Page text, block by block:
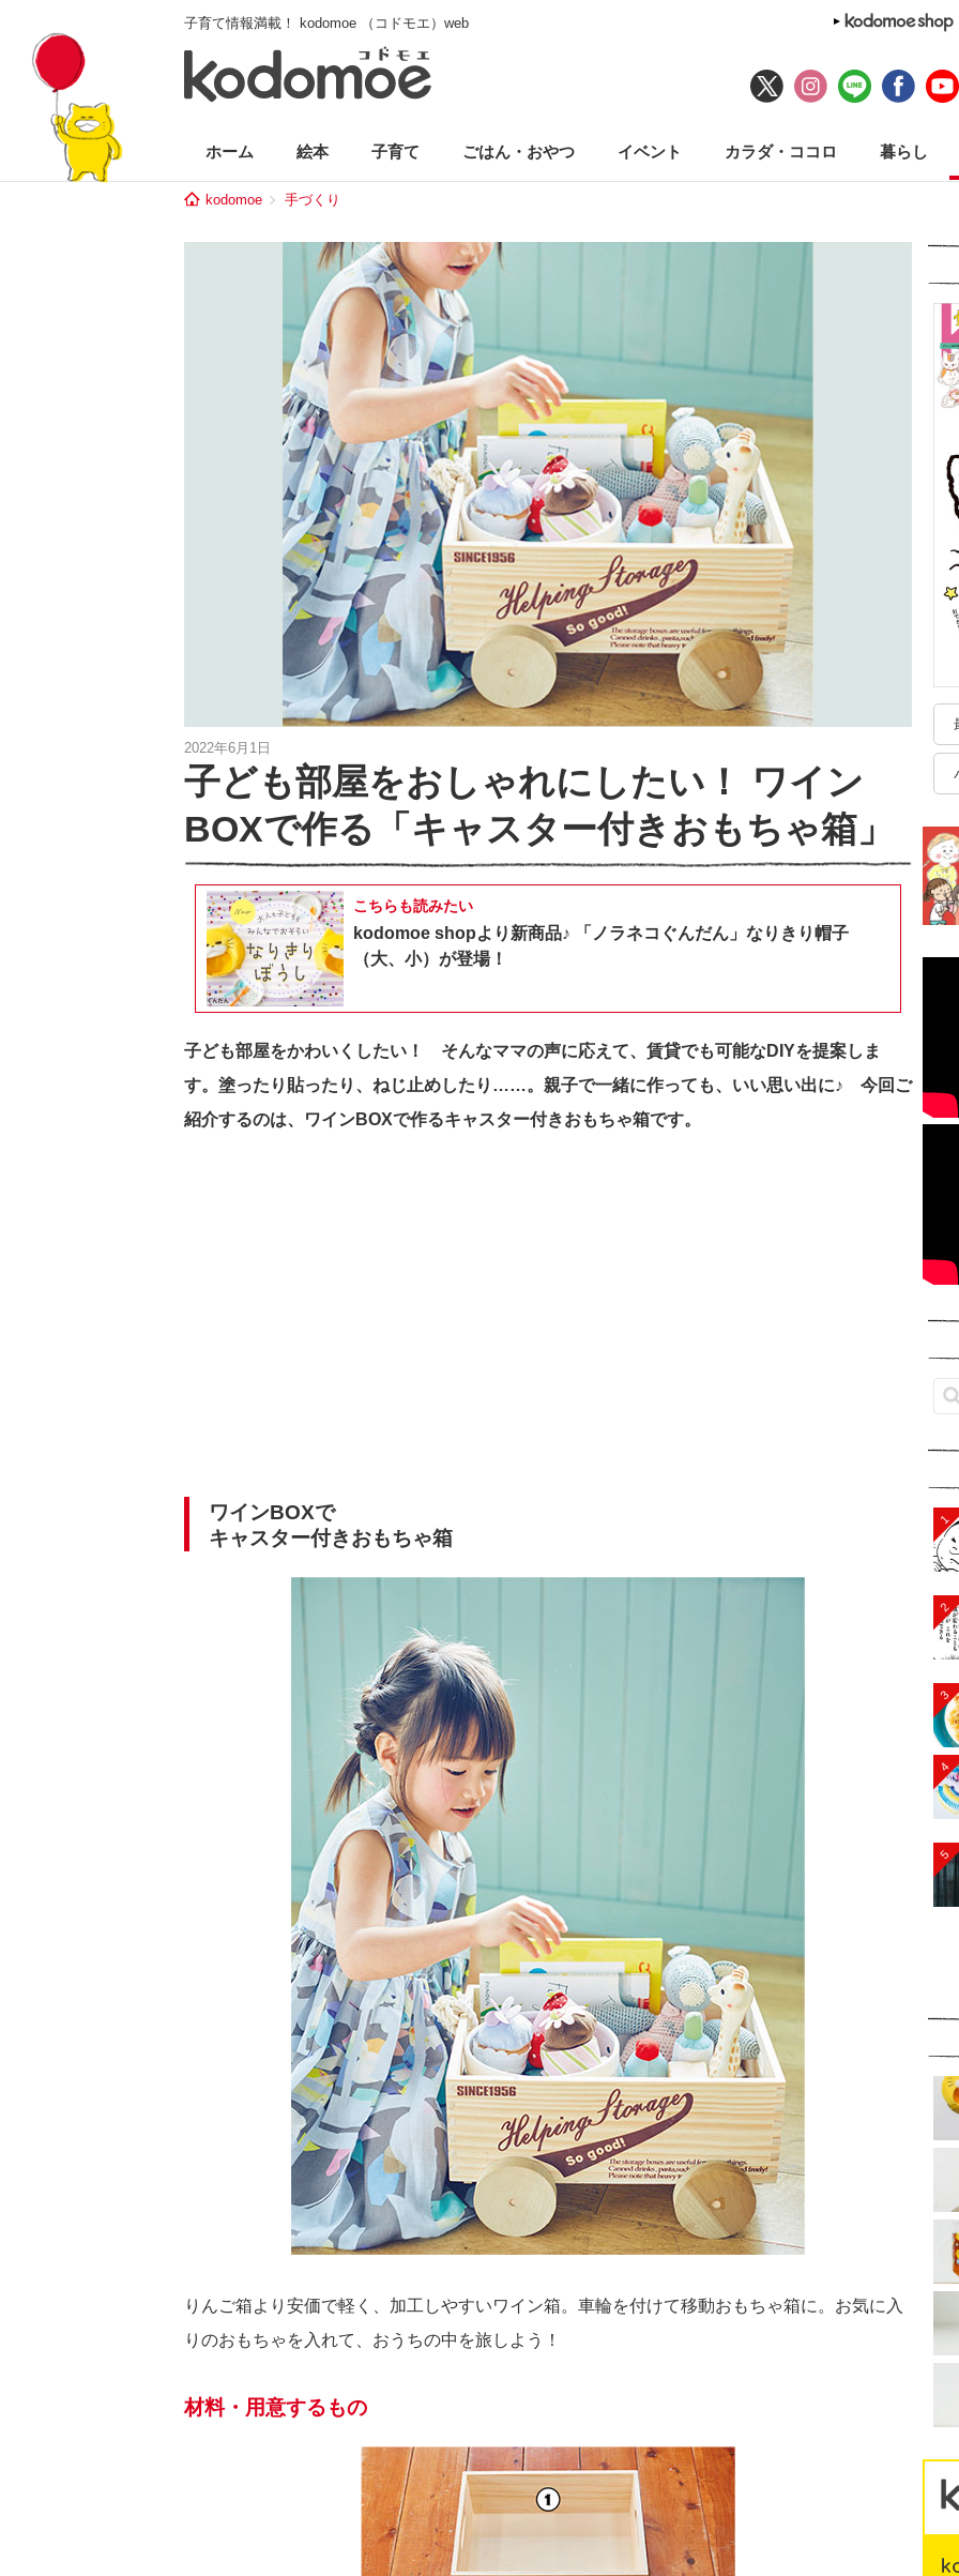
子育て情報満載！ kodomoe （コドモエ）web
ホーム 絵本 子育て ごはん・おやつ イベント カラダ・ココロ 暮らし
kodomoe 手づくり
2022年6月1日
子ども部屋をおしゃれにしたい！ ワイン
BOXで作る「キャスター付きおもちゃ箱」
こちらも読みたい
kodomoe shopより新商品♪ 「ノラネコぐんだん」なりきり帽子
（大、小）が登場！
子ども部屋をかわいくしたい！ そんなママの声に応えて、賃貸でも可能なDIYを提案しま
す。塗ったり貼ったり、ねじ止めしたり……。親子で一緒に作っても、いい思い出に♪ 今回ご
紹介するのは、ワインBOXで作るキャスター付きおもちゃ箱です。
ワインBOXで
キャスター付きおもちゃ箱
りんご箱より安価で軽く、加工しやすいワイン箱。車輪を付けて移動おもちゃ箱に。お気に入
りのおもちゃを入れて、おうちの中を旅しよう！
材料・用意するもの
1
2
3
4
5